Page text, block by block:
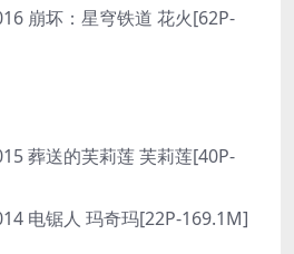
崩坏：星穹铁道 花火[62P-
葬送的芙莉莲 芙莉莲[40P-
电锯人 玛奇玛[22P-169.1M]